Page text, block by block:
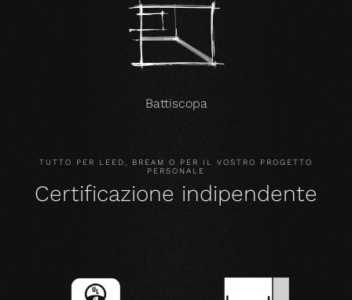
Battiscopa
TUTTO PER LEED, BREAM O PER IL VOSTRO PROGETTO
PERSONALE
Certificazione indipendente